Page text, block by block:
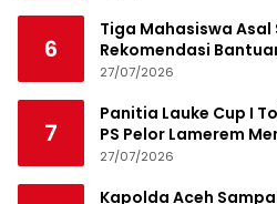
6
Tiga Mahasiswa
Rekomendasi
Jamaluddin Idham
27/07/2026
7
Panitia Lauke Cup I
PS Pelor Lamerem
27/07/2026
Kapolda Aceh